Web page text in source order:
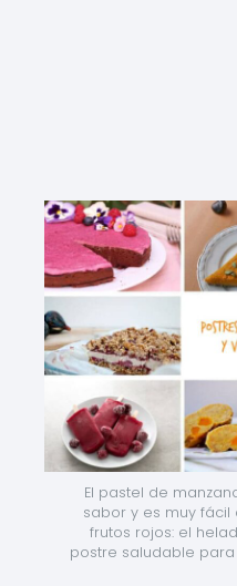
El pastel de
sabor y es muy
frutos rojos: el
postre saludable